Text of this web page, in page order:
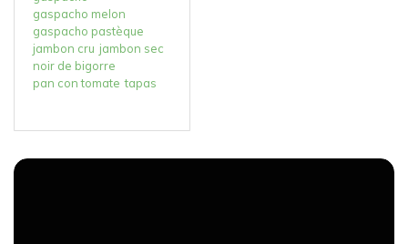
gaspacho melon
gaspacho pastèque
jambon cru jambon sec
noir de bigorre
pan con tomate tapas